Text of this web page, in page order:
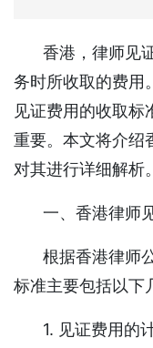
香港，律师见
务时所收取的费用
见证费用的收取标
重要。本文将介绍
对其进行详细解析。
一、香港律师
根据香港律师
标准主要包括以下
1. 见证费用的